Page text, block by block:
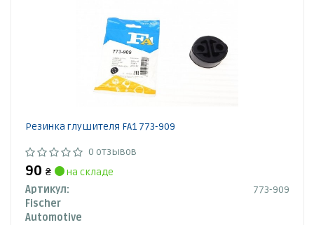
Резинка глушителя FA1 773-909
0 отзывов
90 ₴
на складе
Артикул:
773-909
Fischer
Automotive